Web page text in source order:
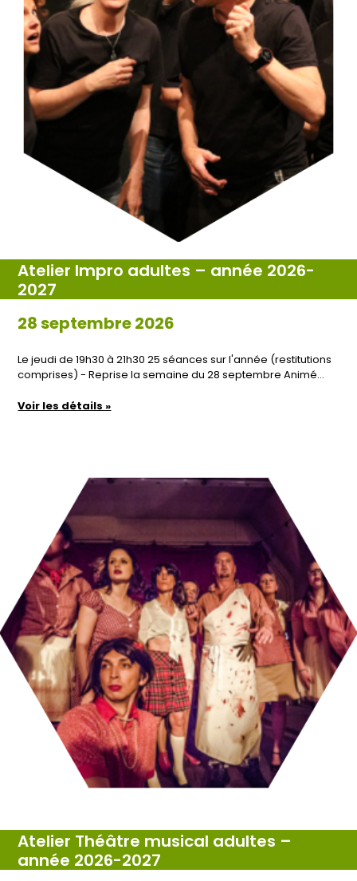
Atelier Impro adultes – année 2026-
2027
28 septembre 2026
Le jeudi de 19h30 à 21h30 25 séances sur l'année (restitutions
comprises) - Reprise la semaine du 28 septembre Animé…
Voir les détails »
Atelier Théâtre musical adultes –
année 2026-2027